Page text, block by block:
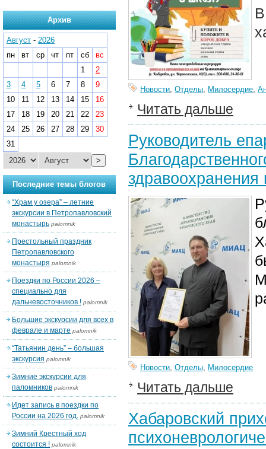
Новости, Отделы, Милосердие,
Читать дальше
Руководитель
здравоохранения
Новости, Отделы, Милосердие
Читать дальше
Хабаровский
Архив
Август - 2026
пн
вт ср чт пт сб
вс
1
2
3
4 5 6 7 8
9
10
11 12 13 14 15
16
17
18 19 20 21 22
23
24
25 26 27 28 29
30
31
>
Последние темы блогов
“Храм у озера” – летние
экскурсии в Петропавловский
монастырь palomnik
Престольный праздник
Петропавловского
монастыря palomnik
Поездки по России 2026 –
специально для
дальневосточников ! palomnik
Большие экскурсии для всех в
феврале и марте palomnik
“Татьянин день” – большая
экскурсия palomnik
Зимние экскурсии для
паломников palomnik
Идет запись в поездки по
России на 2026 год. palomnik
Зимний Крестный ход
состоится ! palomnik